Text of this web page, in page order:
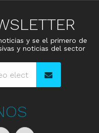
y se el primero de
y noticias del sector